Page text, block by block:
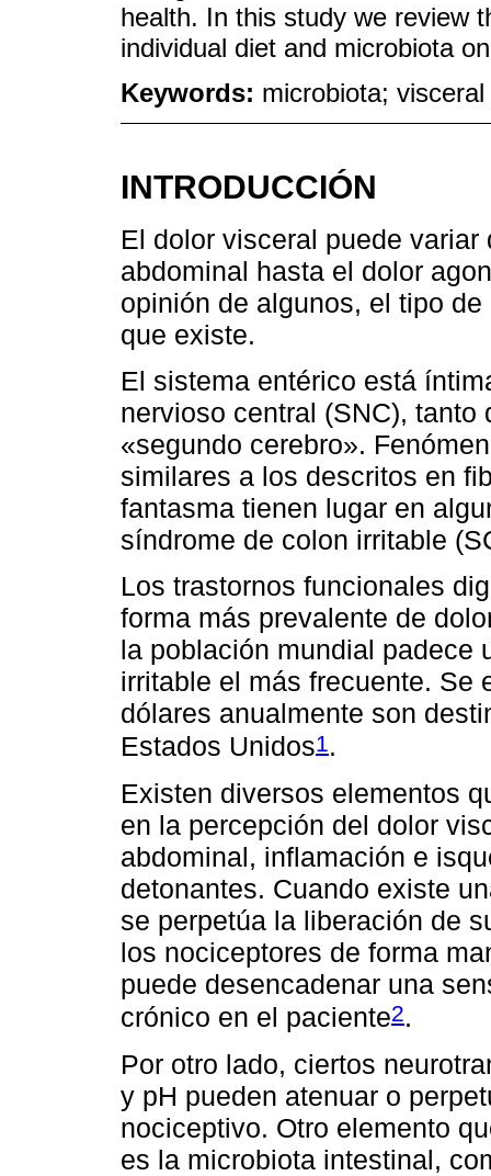
health. In this study we review
individual diet and microbiota
Keywords: microbiota;
INTRODUCCIÓN
El dolor visceral puede
abdominal hasta el dolor
opinión de algunos, el tipo
que existe.
El sistema entérico está
nervioso central (SNC),
«segundo cerebro».
similares a los descritos en
fantasma tienen lugar en
síndrome de colon irritable
Los trastornos funcionales
forma más prevalente de
la población mundial padece
irritable el más frecuente. Se
dólares anualmente son
Estados Unidos1 .
Existen diversos elementos
en la percepción del dolor
abdominal, inflamación e
detonantes. Cuando existe
se perpetúa la liberación de
los nociceptores de forma
puede desencadenar una
crónico en el paciente2.
Por otro lado, ciertos
y pH pueden atenuar o
nociceptivo. Otro elemento
es la microbiota intestinal,